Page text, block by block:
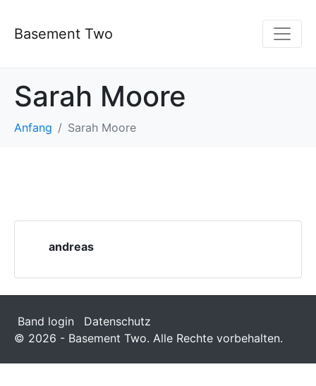
Basement Two
Sarah Moore
Anfang Sarah Moore
andreas
Band login
Datenschutz
© 2026 - Basement Two. Alle Rechte vorbehalten.